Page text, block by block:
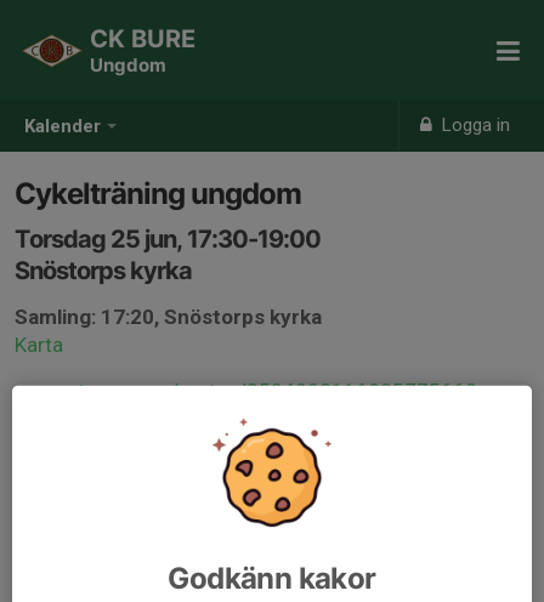
Kalender Logga in
CK BURE
Ungdom
Cykelträning ungdom
Torsdag 25 jun, 17:30-19:00
Snöstorps kyrka
Samling: 17:20, Snöstorps kyrka
Karta
www.strava.com/routes/3504098116825775668
Godkänn kakor